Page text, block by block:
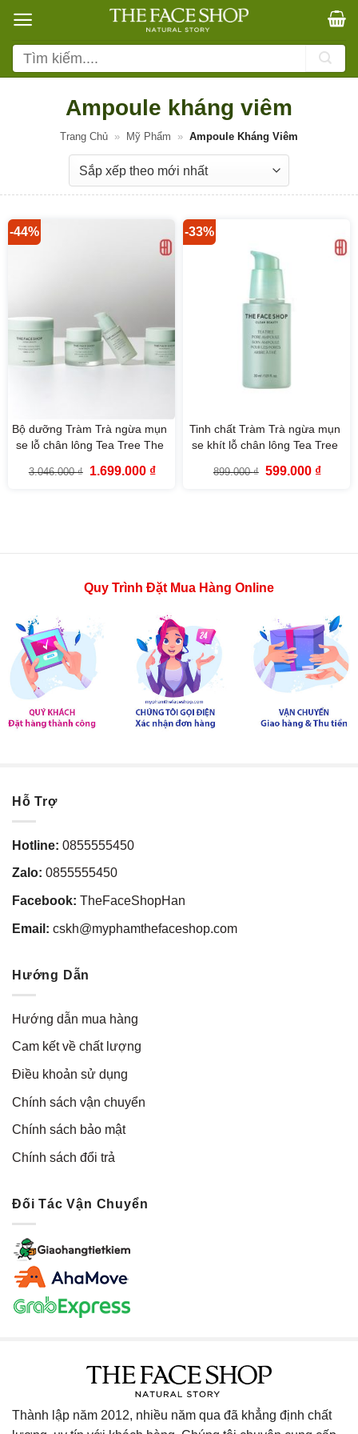
qua
nội
dung
Tìm
kiếm:
Ampoule kháng viêm
Trang Chủ » Mỹ Phẩm » Ampoule Kháng Viêm
-44%
Bộ dưỡng Tràm Trà ngừa mụn
se lỗ chân lông Tea Tree The
3.046.000₫
Giá
1.699.000 ₫Giá
-33%
Tinh chất Tràm Trà ngừa mụn
se khít lỗ chân lông Tea Tree
30ml
899.000₫ Giá
599.000 ₫Giá
Quy Trình Đặt Mua Hàng Online
Hỗ Trợ
Hotline: 0855555450
Zalo: 0855555450
Facebook: TheFaceShopHan
Email: cskh@myphamthefaceshop.com
Hướng Dẫn
Hướng dẫn mua hàng
Cam kết về chất lượng
Điều khoản sử dụng
Chính sách vận chuyển
Chính sách bảo mật
Chính sách đổi trả
Đối Tác Vận Chuyển
Thành lập năm 2012, nhiều năm qua đã khẳng định chất